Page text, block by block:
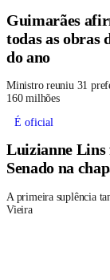
Guimarães
todas as obras
do ano
Ministro reuniu 31
160 milhões
É oficial
Luizianne Lins
Senado na
A primeira suplência
Vieira